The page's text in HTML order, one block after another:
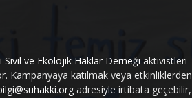
Sivil ve Ekolojik Haklar Derneği aktivistleri
Kampanyaya katılmak veya etkinliklerden
adresiyle irtibata geçebilir,